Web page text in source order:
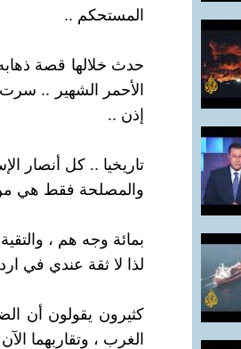
المستحكم ..
الأحمر الشهير ..
إذن ..
تاريخيا .. كل أنصار
والمصلحة فقط هي من
بمائة وجه هم ،
لذا لا ثقة عندي في
كثيرون يقولون أن
الغرب ، وتقاربهما